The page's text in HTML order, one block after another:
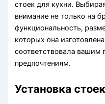
стоек для кухни.
внимание не только на
функциональность,
которых она
соответствовала вашим
предпочтениям.
Установка стоек